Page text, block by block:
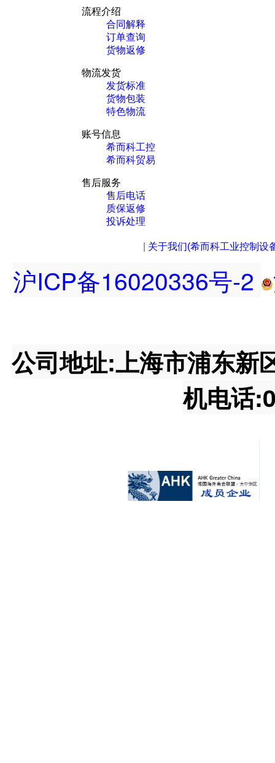
流程介绍
合同解释
订单查询
货物返修
物流发货
发货标准
货物包装
特色物流
账号信息
希而科工控
希而科贸易
售后服务
售后电话
质保返修
投诉处理
关于我们(希而科工业控制设
沪ICP备16020336号-2
公司地址:上海市浦东新
机电话